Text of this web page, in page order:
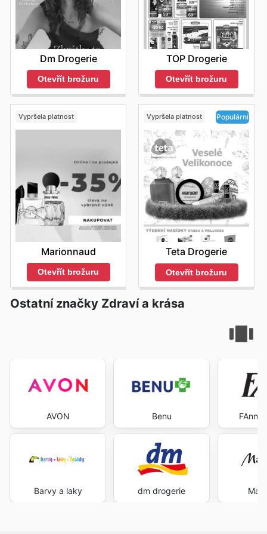
Dm Drogerie
Otevřít brožuru
TOP Drogerie
Otevřít brožuru
Vypršela platnost
Marionnaud
Otevřít brožuru
Vypršela platnost Populární
Teta Drogerie
Otevřít brožuru
Ostatní značky Zdraví a krása
AVON
Barvy a laky
Benu
dm drogerie
FAnn